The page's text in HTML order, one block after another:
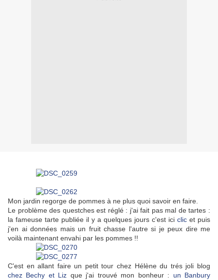
Mon jardin regorge de pommes à ne plus quoi savoir en faire.
Le problème des questches est réglé : j'ai fait pas mal de tartes :
la fameuse tarte publiée il y a quelques jours c'est ici clic et puis
j'en ai données mais un fruit chasse l'autre si je peux dire me
voilà maintenant envahi par les pommes !!
C'est en allant faire un petit tour chez Hélène du trés joli blog
chez Bechy et Liz que j'ai trouvé mon bonheur : un Banbury